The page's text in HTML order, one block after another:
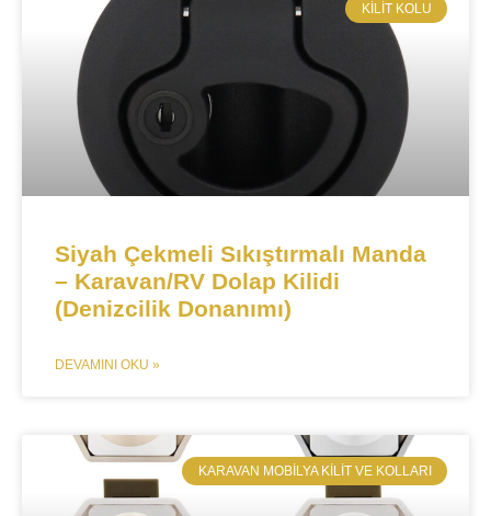
​KILIT KOLU
Siyah Çekmeli Sıkıştırmalı Manda
– Karavan/RV Dolap Kilidi
(Denizcilik Donanımı)
DEVAMINI OKU »
​KARAVAN MOBILYA KILIT VE KOLLARI